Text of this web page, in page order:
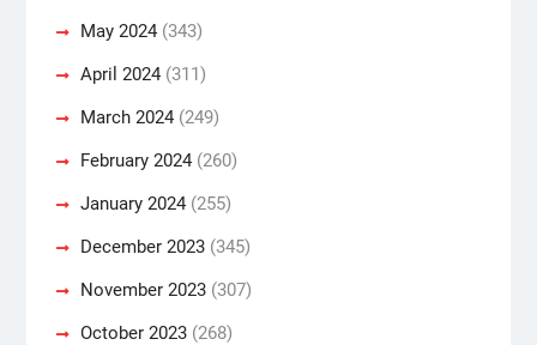
May 2024(343)
April 2024(311)
March 2024(249)
February 2024(260)
January 2024(255)
December 2023(345)
November 2023(307)
October 2023(268)